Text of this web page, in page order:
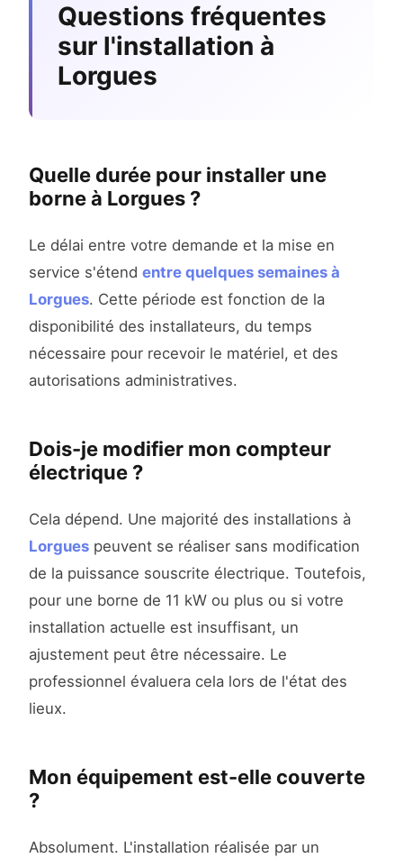
Questions fréquentes
sur l'installation à
Lorgues
Quelle durée pour installer une
borne à Lorgues ?
Le délai entre votre demande et la mise en
service s'étend entre quelques semaines à
Lorgues. Cette période est fonction de la
disponibilité des installateurs, du temps
nécessaire pour recevoir le matériel, et des
autorisations administratives.
Dois-je modifier mon compteur
électrique ?
Cela dépend. Une majorité des installations à
Lorgues peuvent se réaliser sans modification
de la puissance souscrite électrique. Toutefois,
pour une borne de 11 kW ou plus ou si votre
installation actuelle est insuffisant, un
ajustement peut être nécessaire. Le
professionnel évaluera cela lors de l'état des
lieux.
Mon équipement est-elle couverte
?
Absolument. L'installation réalisée par un